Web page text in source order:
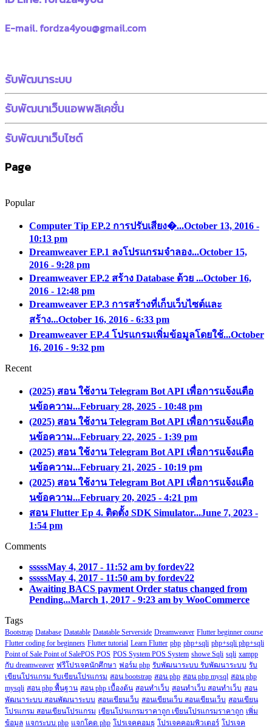
E-mail. fordza4you@gmail.com
รับพัฒนาระบบ
รับพัฒนาเว็บแอพพลิเคชั่น
รับพัฒนาเว็บไซต์
Page
Popular
Computer Tip EP.2 การปรับเสียง�...October 13, 2016 -
10:13 pm
Dreamweaver EP.1 ลงโปรแกรมจำลอง...October 15,
2016 - 9:28 pm
Dreamweaver EP.2 สร้าง Database ด้วย ...October 16,
2016 - 12:48 pm
Dreamweaver EP.3 การสร้างที่เก็บเว็บไซต์และ
สร้าง...October 16, 2016 - 6:33 pm
Dreamweaver EP.4 โปรแกรมเพิ่มข้อมูลโดยใช้...October
16, 2016 - 9:32 pm
Recent
(2025) สอน ใช้งาน Telegram Bot API เพื่อการแจ้งแตือ
นข้อความ...February 28, 2025 - 10:48 pm
(2025) สอน ใช้งาน Telegram Bot API เพื่อการแจ้งแตือ
นข้อความ...February 22, 2025 - 1:39 pm
(2025) สอน ใช้งาน Telegram Bot API เพื่อการแจ้งแตือ
นข้อความ...February 21, 2025 - 10:19 pm
(2025) สอน ใช้งาน Telegram Bot API เพื่อการแจ้งแตือ
นข้อความ...February 20, 2025 - 4:21 pm
สอน Flutter Ep 4. ติดตั้ง SDK Simulator...June 7, 2023 -
1:54 pm
Comments
sssssMay 4, 2017 - 11:52 am by fordev22
sssssMay 4, 2017 - 11:50 am by fordev22
Awaiting BACS payment Order status changed from
Pending...March 1, 2017 - 9:23 am by WooCommerce
Tags
Bootstrap Database Datatable Datatable Serverside Dreamweaver Flutter beginner course
Flutter coding for beginners Flutter tutorial Learn Flutter php php+sqli php+sqli php+sqli
Point of Sale Point of SalePOS POS POS System POS System showe Sqli sqli xampp
กับ dreamweaver ฟรีโปรเจคนักศึกษา ฟอร์ม php รับพัฒนาระบบ รับพัฒนาระบบ รับ
เขียนโปรแกรม รับเขียนโปรแกรม สอน bootstrap สอน php สอน php mysql สอน php
mysqli สอน php พื้นฐาน สอน php เบื้องต้น สอนทำเว็บ สอนทำเว็บ สอนทำเว็บ สอน
พัฒนาระบบ สอนพัฒนาระบบ สอนเขียนเว็บ สอนเขียนเว็บ สอนเขียนเว็บ สอนเขียน
โปรแกรม สอนเขียนโปรแกรม เขียนโปรแกรมราคาถูก เขียนโปรแกรมราคาถูก เพิ่ม
ข้อมูล แจกระบบ php แจกโคด php โปรเจคคอมธุ โปรเจคคอมพิวเตอร์ โปรเจค